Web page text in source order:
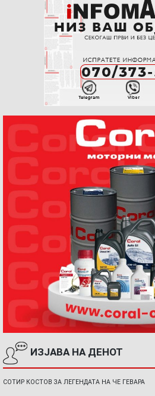
ИЗЈАВА НА ДЕНОТ
СОТИР КОСТОВ ЗА ЛЕГЕНДАТА НА ЧЕ ГЕВАРА